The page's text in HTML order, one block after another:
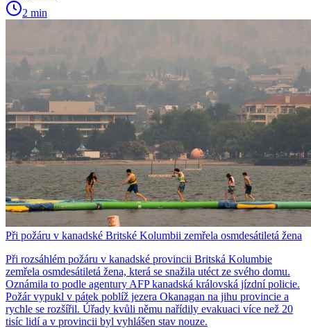
2 min
Při požáru v kanadské Britské Kolumbii zemřela osmdesátiletá žena
Při rozsáhlém požáru v kanadské provincii Britská Kolumbie
zemřela osmdesátiletá žena, která se snažila utéct ze svého domu.
Oznámila to podle agentury AFP kanadská královská jízdní policie.
Požár vypukl v pátek poblíž jezera Okanagan na jihu provincie a
rychle se rozšířil. Úřady kvůli němu nařídily evakuaci více než 20
tisíc lidí a v provincii byl vyhlášen stav nouze.